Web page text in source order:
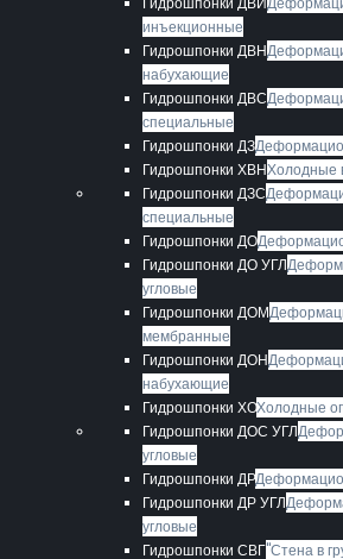
инъекционные
Гидрошпонки ДВН
набухающие
Гидрошпонки ДВС
специальные
Гидрошпонки ДЗ
Гидрошпонки ХВНХолодные
Гидрошпонки ДЗС
специальные
Гидрошпонки ДО
Гидрошпонки ДО УГЛ
угловые
Гидрошпонки ДОМ
мембранные
Гидрошпонки ДОН
набухающие
Гидрошпонки ХОХолодные
Гидрошпонки ДОС УГЛ
угловые
Гидрошпонки ДР
Гидрошпонки ДР УГЛ
угловые
Гидрошпонки СВГ"Стена в